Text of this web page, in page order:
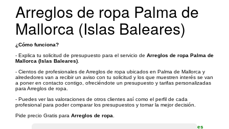
Arreglos de ropa Palma de
Mallorca (Islas Baleares)
¿Cómo funciona?
- Explica tu solicitud de presupuesto para el servicio de Arreglos de ropa Palma de
Mallorca (Islas Baleares)
- Cientos de profesionales de Arreglos de ropa ubicados en Palma de Mallorca y
alrededores van a recibir un aviso con tu solicitud y los que muestren interés se van
a poner en contacto contigo, ofreciéndote un presupuesto y tarifas personalizadas
para Arreglos de ropa.
- Puedes ver las valoraciones de otros clientes así como el perfil de cada
profesional para poder comparar los presupuestos y tomar la mejor decisión.
Pide precio Gratis para Arreglos de ropa
es